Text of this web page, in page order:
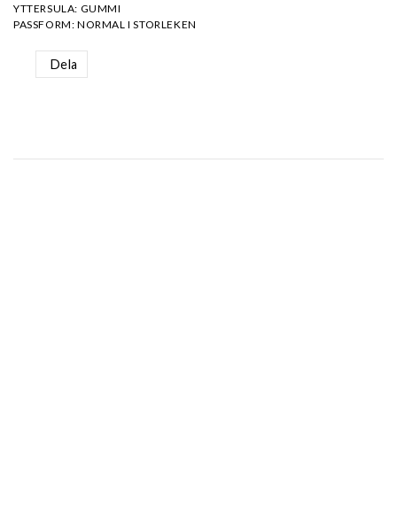
YTTERSULA: GUMMI
PASSFORM: NORMAL I STORLEKEN
Dela